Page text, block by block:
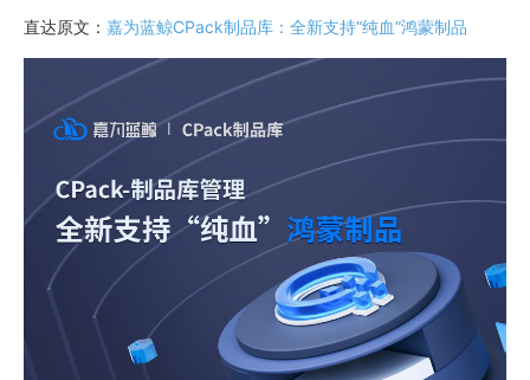
直达原文： 嘉为蓝鲸CPack制品库：全新支持“纯血”鸿蒙制品